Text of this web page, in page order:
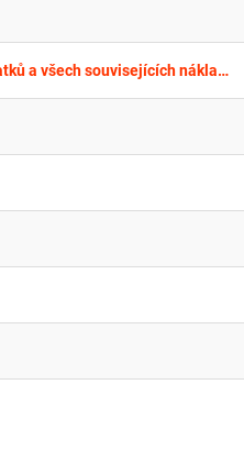
Dodávky medicinálních a ostatních plynů, pronájem zásobníků a tlakových lahví včetně poplatků a všech souvisejících nákladů pro nemocnice Plzeňského kraje